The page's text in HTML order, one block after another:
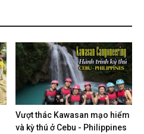
Vượt thác Kawasan mạo hiểm
và kỳ thú ở Cebu - Philippines